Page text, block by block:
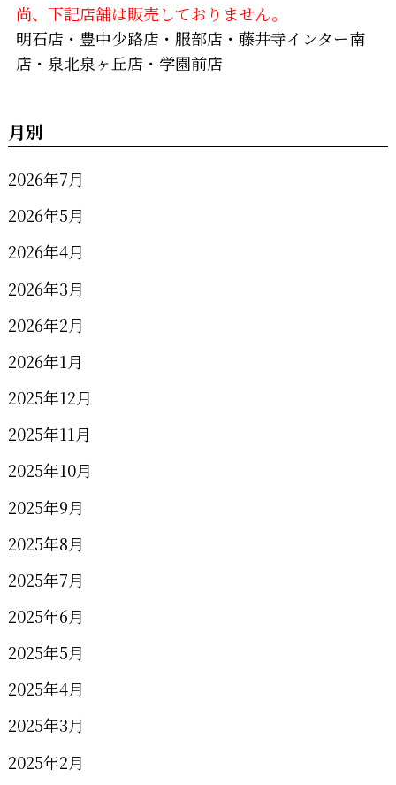
尚、下記店舗は販売しておりません。
明石店・豊中少路店・服部店・藤井寺インター南
店・泉北泉ヶ丘店・学園前店
月別
2026年7月
2026年5月
2026年4月
2026年3月
2026年2月
2026年1月
2025年12月
2025年11月
2025年10月
2025年9月
2025年8月
2025年7月
2025年6月
2025年5月
2025年4月
2025年3月
2025年2月